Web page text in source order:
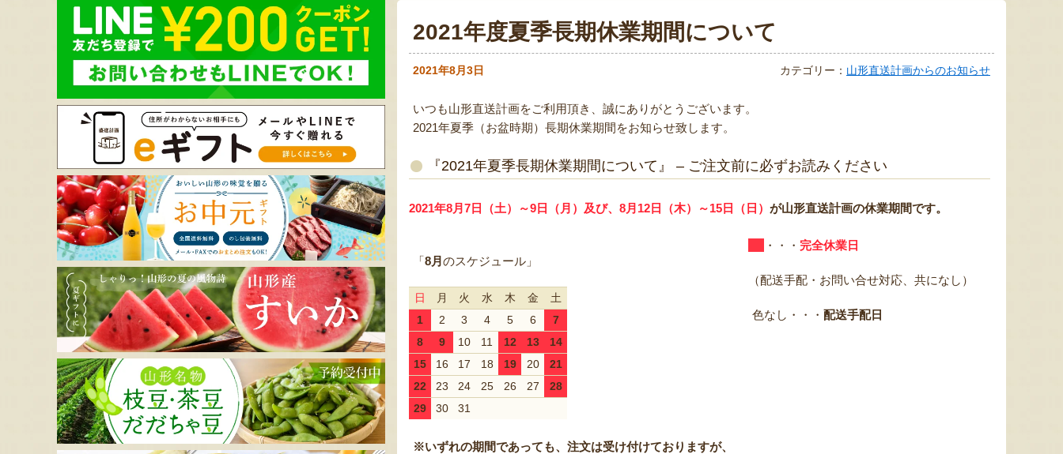
2021年度夏季長期休業期間について
2021年8月3日 カテゴリー： 山形直送計画からのお知らせ
いつも山形直送計画をご利用頂き、誠にありがとうございます。
2021年夏季（お盆時期）長期休業期間をお知らせ致します。
『2021年夏季長期休業期間について』 – ご注文前に必ずお読みください
2021年8月7日（土）～9日（月）及び、8月12日（木）～15日（日） が山形直送計画の休業期間です。
「8月 のスケジュール」
日 月 火 水 木 金
土
1
2 3 4 5 6
7
8
9 10 11 12 13
14
15
16 17 18 19 20
21
22
23 24 25 26 27
28
29
30 31
※いずれの期間であっても、注文は受け付けておりますが、
・・・ 完全休業日
（配送手配・お問い合せ対応、共になし）
色なし・・・ 配送手配日